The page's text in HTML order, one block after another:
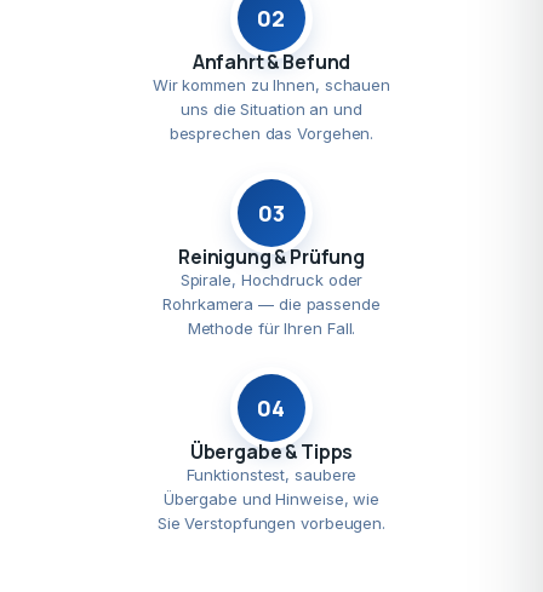
02
Anfahrt & Befund
Wir kommen zu Ihnen, schauen
uns die Situation an und
besprechen das Vorgehen.
03
Reinigung & Prüfung
Spirale, Hochdruck oder
Rohrkamera — die passende
Methode für Ihren Fall.
04
Übergabe & Tipps
Funktionstest, saubere
Übergabe und Hinweise, wie
Sie Verstopfungen vorbeugen.